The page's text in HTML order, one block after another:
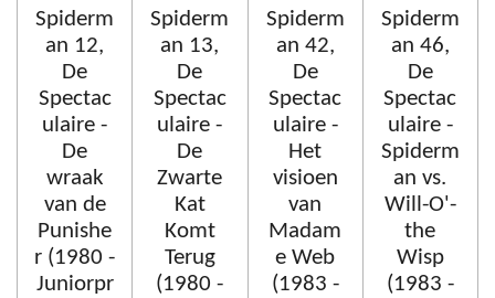
Spiderm
an 12,
De
Spectac
ulaire -
De
wraak
van de
Punishe
r (1980 -
Juniorpr
Spiderm
an 13,
De
Spectac
ulaire -
De
Zwarte
Kat
Komt
Terug
(1980 -
Spiderm
an 42,
De
Spectac
ulaire -
Het
visioen
van
Madam
e Web
(1983 -
Spiderm
an 46,
De
Spectac
ulaire -
Spiderm
an vs.
Will-O'-
the
Wisp
(1983 -